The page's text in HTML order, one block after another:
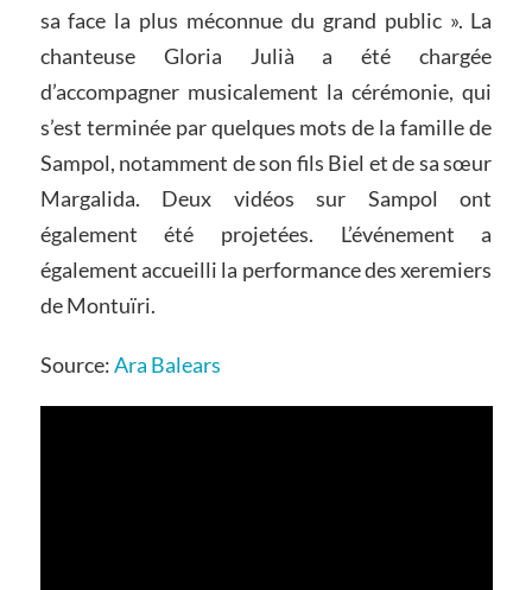
sa face la plus méconnue du grand public ». La
chanteuse Gloria Julià a été chargée
d’accompagner musicalement la cérémonie, qui
s’est terminée par quelques mots de la famille de
Sampol, notamment de son fils Biel et de sa sœur
Margalida. Deux vidéos sur Sampol ont
également été projetées. L’événement a
également accueilli la performance des xeremiers
de Montuïri.
Source:Ara Balears